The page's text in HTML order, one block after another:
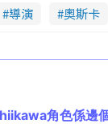
導演 奧斯卡